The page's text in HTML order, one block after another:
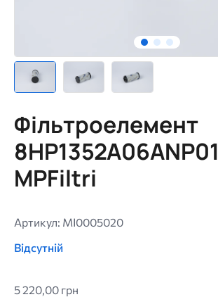
Фільтроелемент
8HP1352A06ANP01
MPFiltri
Артикул: MI0005020
Відсутній
5 220,00 грн